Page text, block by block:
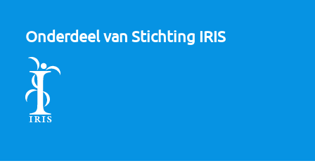
Onderdeel van Stichting IRIS